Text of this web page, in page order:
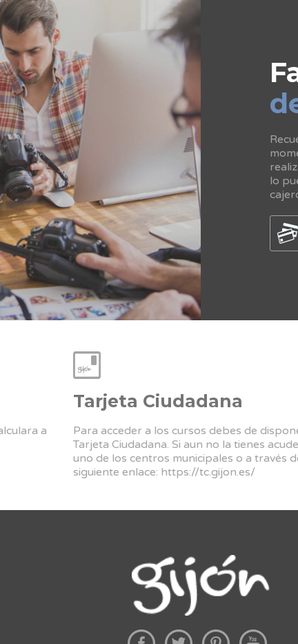
lo
a
Tarjeta Ciudadana
Para acceder a los cursos debes de
Tarjeta Ciudadana. Si aun no la tienes
uno de los centros municipales o a través
siguiente enlace: https://tc.gijon.es/